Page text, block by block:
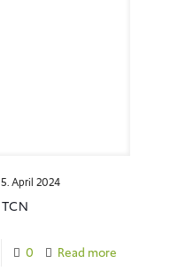
April 2024
0 Read more